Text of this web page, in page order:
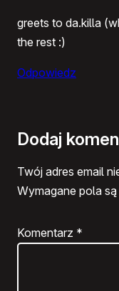
greets to da.killa
the rest :)
Odpowiedz
Dodaj
Twój adres email
Wymagane pola
Komentarz *